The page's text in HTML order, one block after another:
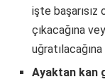
işte başarısız
çıkacağına
Ayaktan kan